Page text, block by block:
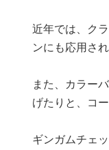
近年では、ク
ンにも応用され
また、カラー
げたりと、コ
ギンガムチェ